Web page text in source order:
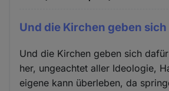
Und die Kirchen geben sich
Und die Kirchen geben sich
her, ungeachtet aller Ideologie,
eigene kann überleben, da